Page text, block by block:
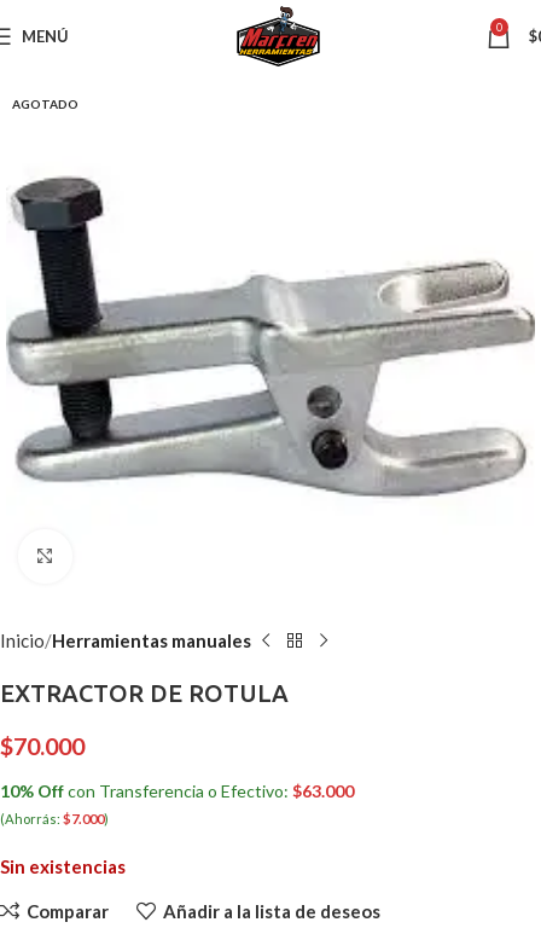
MENÚ 0 $
AGOTADO
Inicio Herramientas manuales
EXTRACTOR DE ROTULA
$70.000
10% Offcon Transferencia o Efectivo: $63.000
(Ahorrás: $7.000)
Sin existencias
Comparar Añadir a la lista de deseos